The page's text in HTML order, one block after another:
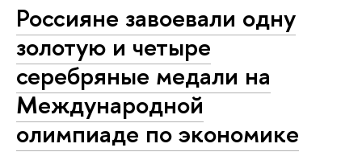
Россияне завоевали одну
золотую и четыре
серебряные медали на
Международной
олимпиаде по экономике